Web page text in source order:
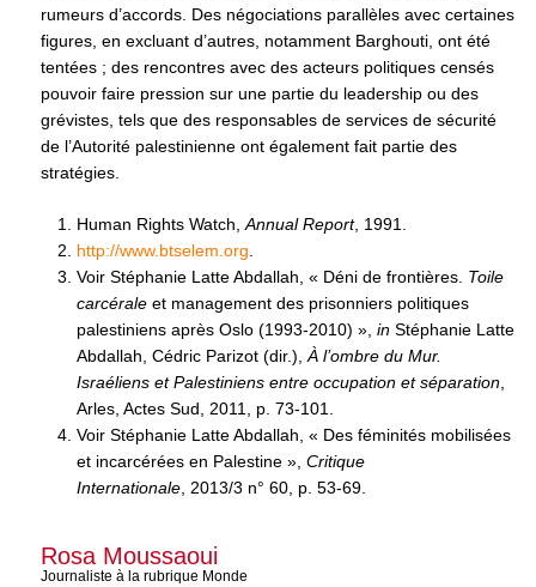
rumeurs d’accords. Des négociations parallèles avec certaines
figures, en excluant d’autres, notamment Barghouti, ont été
tentées ; des rencontres avec des acteurs politiques censés
pouvoir faire pression sur une partie du leadership ou des
grévistes, tels que des responsables de services de sécurité
de l’Autorité palestinienne ont également fait partie des
stratégies.
Human Rights Watch, Annual Report, 1991.
http://www.btselem.org
Voir Stéphanie Latte Abdallah, « Déni de frontières. Toile
carcérale et management des prisonniers politiques
palestiniens après Oslo (1993-2010) », in Stéphanie Latte
Abdallah, Cédric Parizot (dir.), À l’ombre du Mur.
Israéliens et Palestiniens entre occupation et séparation
Arles, Actes Sud, 2011, p. 73-101.
Voir Stéphanie Latte Abdallah, « Des féminités mobilisées
et incarcérées en Palestine », Critique
Internationale , 2013/3 n° 60, p. 53-69.
Rosa Moussaoui
Journaliste à la rubrique Monde